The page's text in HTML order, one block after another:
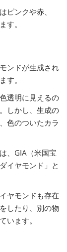
ピンクや赤、
す。
ンドが生成され
す。
透明に見えるの
しかし、生成の
色のついたカラ
、GIA（米国宝
イヤモンド」と
ヤモンドも存在
したり、別の物
います。